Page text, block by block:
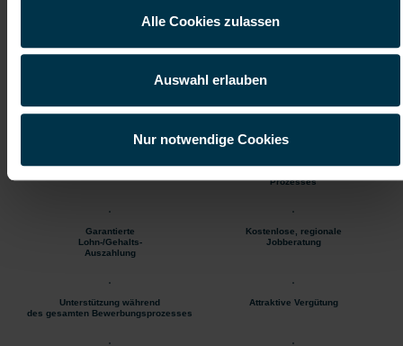
Alle Cookies zulassen
Auswahl erlauben
Nur notwendige Cookies
Umgang
mit nur 1 Bewerbung
Prozesses
Garantierte
Lohn-/Gehalts-
Auszahlung
Kostenlose, regionale
Jobberatung
Unterstützung während
des gesamten Bewerbungsprozesses
Attraktive Vergütung